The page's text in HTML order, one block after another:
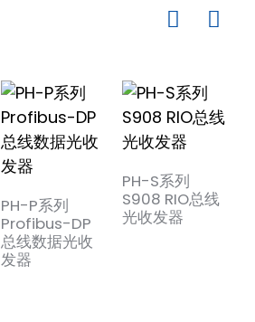
PH-P系列
Profibus-DP
总线数据光收
发器
PH-S系列
S908 RIO总线
光收发器